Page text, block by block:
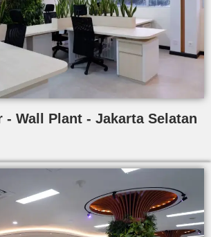
Wall Plant - Jakarta Selatan